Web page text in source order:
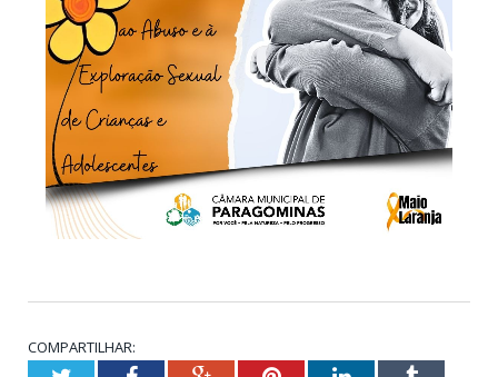
COMPARTILHAR: